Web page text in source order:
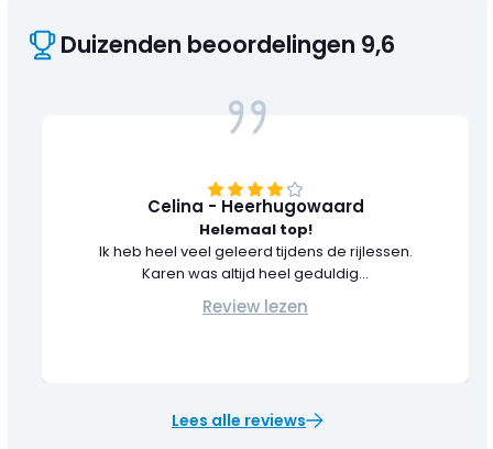
Duizenden beoordelingen 9,6
Celina - Heerhugowaard
Helemaal top!
Ik heb heel veel geleerd tijdens de rijlessen.
Karen was altijd heel geduldig...
Review lezen
Lees alle reviews